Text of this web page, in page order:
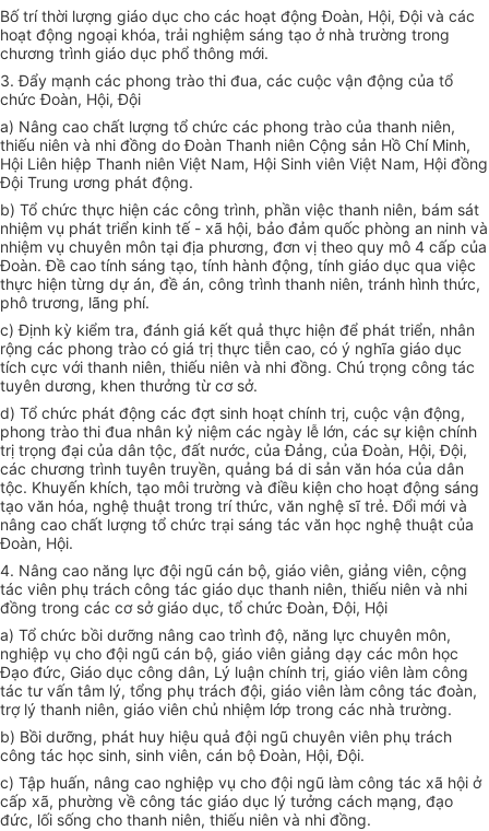
Bố trí thời lượng giáo dục cho các hoạt động Đoàn, Hội, Đội và các
hoạt động ngoại khóa, trải nghiệm sáng tạo ở nhà trường trong
chương trình giáo dục phổ thông mới.
3. Đẩy mạnh các phong trào thi đua, các cuộc vận động của tổ
chức Đoàn, Hội, Đội
a) Nâng cao chất lượng tổ chức các phong trào của thanh niên,
thiếu niên và nhi đồng do Đoàn Thanh niên Cộng sản Hồ Chí Minh,
Hội Liên hiệp Thanh niên Việt Nam, Hội Sinh viên Việt Nam, Hội đồng
Đội Trung ương phát động.
b) Tổ chức thực hiện các công trình, phần việc thanh niên, bám sát
nhiệm vụ phát triển kinh tế - xã hội, bảo đảm quốc phòng an ninh và
nhiệm vụ chuyên môn tại địa phương, đơn vị theo quy mô 4 cấp của
Đoàn. Đề cao tính sáng tạo, tính hành động, tính giáo dục qua việc
thực hiện từng dự án, đề án, công trình thanh niên, tránh hình thức,
phô trương, lãng phí.
c) Định kỳ kiểm tra, đánh giá kết quả thực hiện để phát triển, nhân
rộng các phong trào có giá trị thực tiễn cao, có ý nghĩa giáo dục
tích cực với thanh niên, thiếu niên và nhi đồng. Chú trọng công tác
tuyên dương, khen thưởng từ cơ sở.
d) Tổ chức phát động các đợt sinh hoạt chính trị, cuộc vận động,
phong trào thi đua nhân kỷ niệm các ngày lễ lớn, các sự kiện chính
trị trọng đại của dân tộc, đất nước, của Đảng, của Đoàn, Hội, Đội,
các chương trình tuyên truyền, quảng bá di sản văn hóa của dân
tộc. Khuyến khích, tạo môi trường và điều kiện cho hoạt động sáng
tạo văn hóa, nghệ thuật trong trí thức, văn nghệ sĩ trẻ. Đổi mới và
nâng cao chất lượng tổ chức trại sáng tác văn học nghệ thuật của
Đoàn, Hội.
4. Nâng cao năng lực đội ngũ cán bộ, giáo viên, giảng viên, cộng
tác viên phụ trách công tác giáo dục thanh niên, thiếu niên và nhi
đồng trong các cơ sở giáo dục, tổ chức Đoàn, Đội, Hội
a) Tổ chức bồi dưỡng nâng cao trình độ, năng lực chuyên môn,
nghiệp vụ cho đội ngũ cán bộ, giáo viên giảng dạy các môn học
Đạo đức, Giáo dục công dân, Lý luận chính trị, giáo viên làm công
tác tư vấn tâm lý, tổng phụ trách đội, giáo viên làm công tác đoàn,
trợ lý thanh niên, giáo viên chủ nhiệm lớp trong các nhà trường.
b) Bồi dưỡng, phát huy hiệu quả đội ngũ chuyên viên phụ trách
công tác học sinh, sinh viên, cán bộ Đoàn, Hội, Đội.
c) Tập huấn, nâng cao nghiệp vụ cho đội ngũ làm công tác xã hội ở
cấp xã, phường về công tác giáo dục lý tưởng cách mạng, đạo
đức, lối sống cho thanh niên, thiếu niên và nhi đồng.